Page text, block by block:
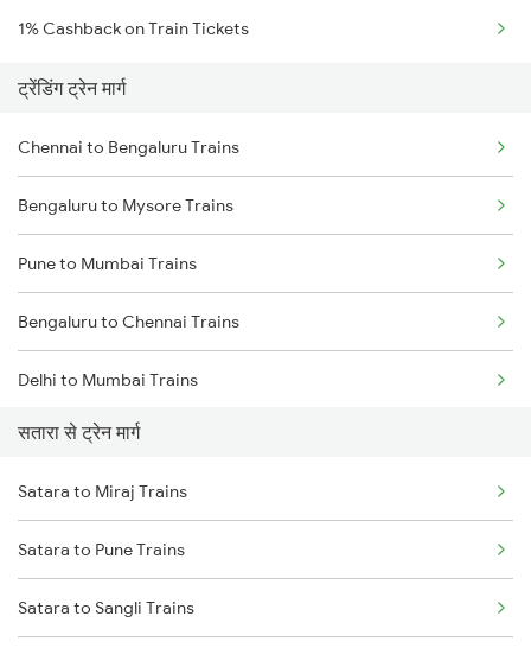
1% Cashback on Train Tickets
ट्रेंडिंग ट्रेन मार्ग
Chennai to Bengaluru Trains
Bengaluru to Mysore Trains
Pune to Mumbai Trains
Bengaluru to Chennai Trains
Delhi to Mumbai Trains
Mumbai to Pune Trains
Delhi to Jammu Trains
Mumbai to Delhi Trains
Mumbai to Goa Trains
सतारा से ट्रेन मार्ग
Satara to Miraj Trains
Satara to Pune Trains
Satara to Sangli Trains